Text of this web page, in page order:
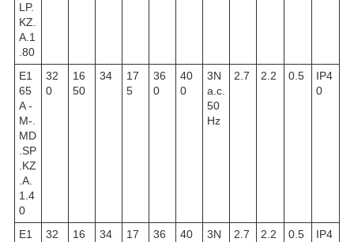
LP.
KZ.
A.1
.80
E1
65
A -
M-.
MD
.SP
.KZ
.A.
1.4
0
32
0
16
50
34
17
5
36
0
40
0
3N
a.c.
50
Hz
2.7 2.2 0.5
IP4
0
E1
32
16
34
17
36
40
3N
2.7 2.2 0.5
IP4